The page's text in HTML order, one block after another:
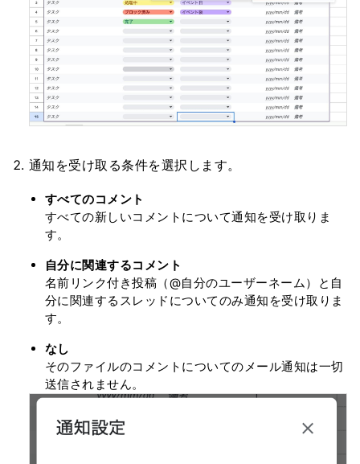
通知を受け取る条件を選択します。
すべてのコメント
すべての新しいコメントについて通知を受け取りま
す。
自分に関連するコメント
名前リンク付き投稿（@自分のユーザーネーム）と自
分に関連するスレッドについてのみ通知を受け取りま
す。
なし
そのファイルのコメントについてのメール通知は一切
送信されません。